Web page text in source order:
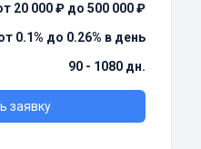
20 000 ₽ до 500 000 ₽
0.1% до 0.26% в день
90 - 1080 дн.
заявку